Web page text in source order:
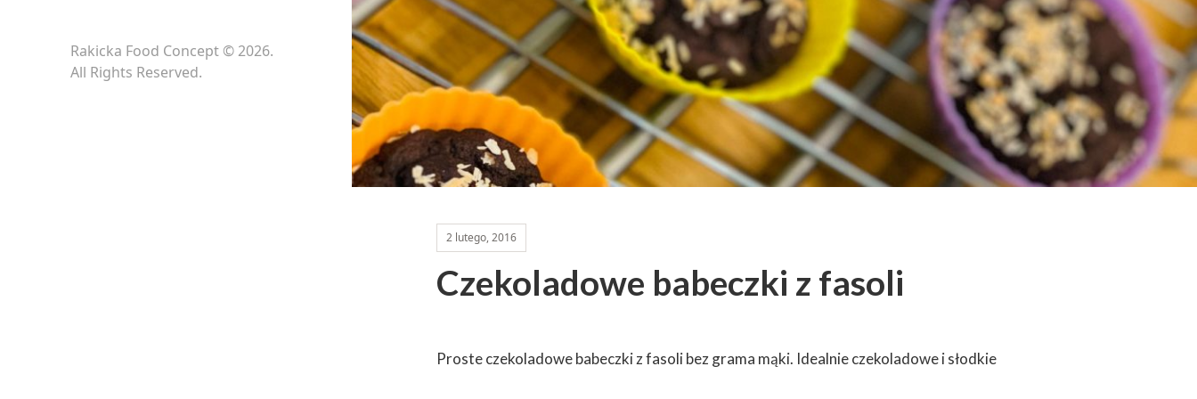
Rakicka Food Concept © 2026.
All Rights Reserved.
2 lutego, 2016
Czekoladowe babeczki z fasoli
Proste czekoladowe babeczki z fasoli bez grama mąki. Idealnie czekoladowe i słodkie